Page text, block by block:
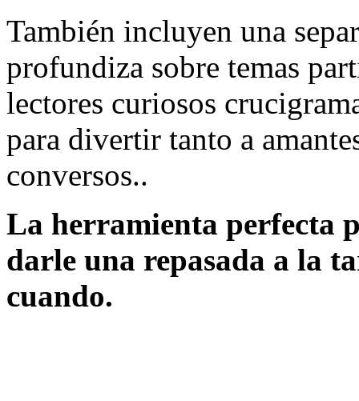
También incluyen una
profundiza sobre temas
lectores curiosos
para divertir tanto a
conversos..
La herramienta perfecta
darle una repasada a la
cuando.